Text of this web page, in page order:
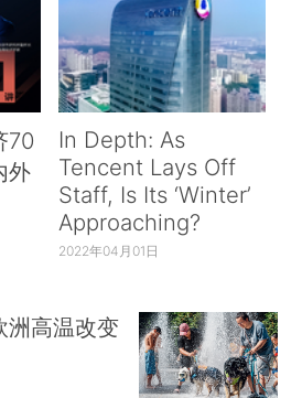
70
外
In Depth: As
Tencent Lays Off
Staff, Is Its ‘Winter’
Approaching?
2022年04月01日
洲高温改变